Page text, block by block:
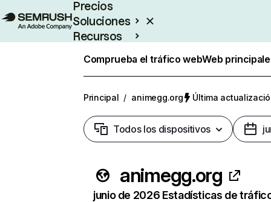
Precios
Soluciones
Recursos
Comprueba el tráfico webWeb
Principal / animegg.org Última
Todos los dispositivos
animegg.org
junio de 2026 Estadísticas de